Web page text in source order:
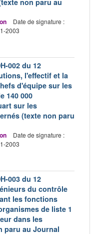
Date de signature :
2003
002 du 12
l'effectif et la
d'équipe sur les
140 000
sur les
(texte non paru
Date de signature :
2003
003 du 12
du contrôle
les fonctions
de liste 1
dans les
paru au Journal